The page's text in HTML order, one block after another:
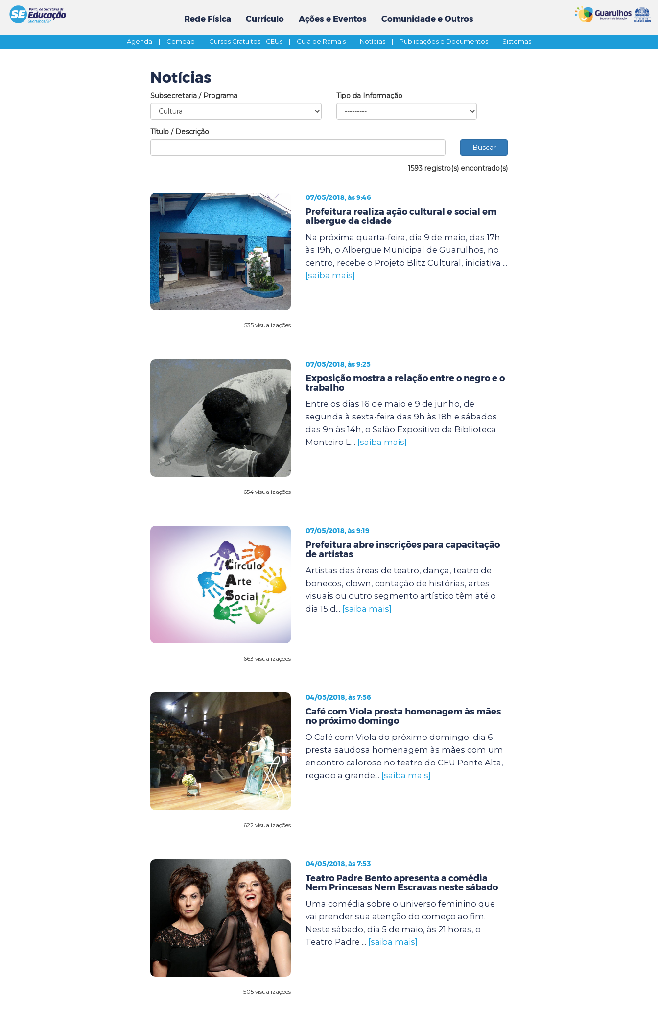
Rede Física Currículo Ações e Eventos Comunidade e Outros
Agenda | Cemead | Cursos Gratuitos - CEUs | Guia de Ramais | Notícias | Publicações e Documentos | Sistemas
Notícias
Subsecretaria / Programa Tipo da Informação
Título / Descrição
1593 registro(s) encontrado(s)
535 visualizações
07/05/2018, às 9:46
Prefeitura realiza ação cultural e social em
albergue da cidade
Na próxima quarta-feira, dia 9 de maio, das 17h
às 19h, o Albergue Municipal de Guarulhos, no
centro, recebe o Projeto Blitz Cultural, iniciativa ...
[saiba mais]
654 visualizações
07/05/2018, às 9:25
Exposição mostra a relação entre o negro e o
trabalho
Entre os dias 16 de maio e 9 de junho, de
segunda à sexta-feira das 9h às 18h e sábados
das 9h às 14h, o Salão Expositivo da Biblioteca
Monteiro L... [saiba mais]
663 visualizações
07/05/2018, às 9:19
Prefeitura abre inscrições para capacitação
de artistas
Artistas das áreas de teatro, dança, teatro de
bonecos, clown, contação de histórias, artes
visuais ou outro segmento artístico têm até o
dia 15 d... [saiba mais]
622 visualizações
04/05/2018, às 7:56
Café com Viola presta homenagem às mães
no próximo domingo
O Café com Viola do próximo domingo, dia 6,
presta saudosa homenagem às mães com um
encontro caloroso no teatro do CEU Ponte Alta,
regado a grande... [saiba mais]
505 visualizações
04/05/2018, às 7:53
Teatro Padre Bento apresenta a comédia
Nem Princesas Nem Escravas neste sábado
Uma comédia sobre o universo feminino que
vai prender sua atenção do começo ao fim.
Neste sábado, dia 5 de maio, às 21 horas, o
Teatro Padre ... [saiba mais]